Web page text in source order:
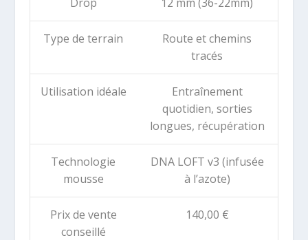
Type de terrain
Route et chemins
tracés
Utilisation idéale
Entraînement
quotidien, sorties
longues, récupération
Technologie
mousse
DNA LOFT v3 (infusée
à l’azote)
Prix de vente
conseillé
140,00 €